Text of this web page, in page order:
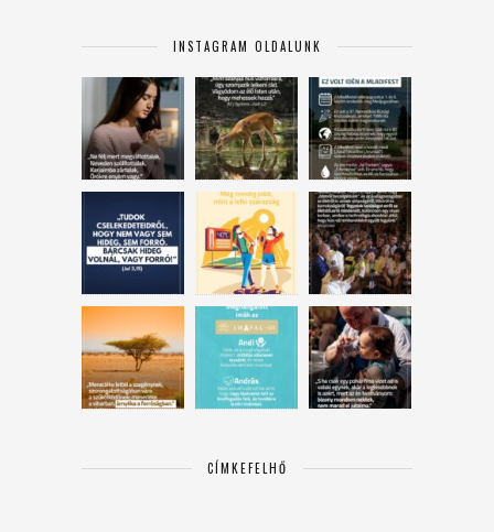
INSTAGRAM OLDALUNK
CÍMKEFELHŐ